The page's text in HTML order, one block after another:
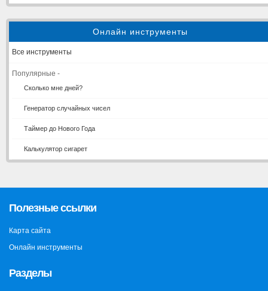
Онлайн инструменты
Все инструменты
Популярные -
Сколько мне дней?
Генератор случайных чисел
Таймер до Нового Года
Калькулятор сигарет
Полезные ссылки
Карта сайта
Онлайн инструменты
Разделы